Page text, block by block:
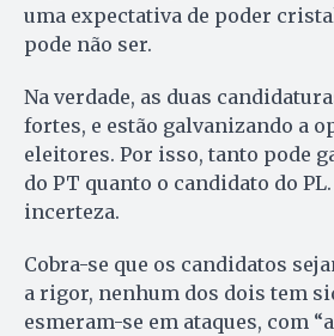
uma expectativa de poder
pode não ser.
Na verdade, as duas
fortes, e estão galvanizando a
eleitores. Por isso, tanto pode
do PT quanto o candidato do
incerteza.
Cobra-se que os candidatos
a rigor, nenhum dos dois tem
esmeram-se em ataques, com